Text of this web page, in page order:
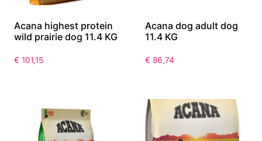
Acana highest protein
wild prairie dog 11.4 KG
€ 101,15
Acana dog adult dog
11.4 KG
€ 86,74